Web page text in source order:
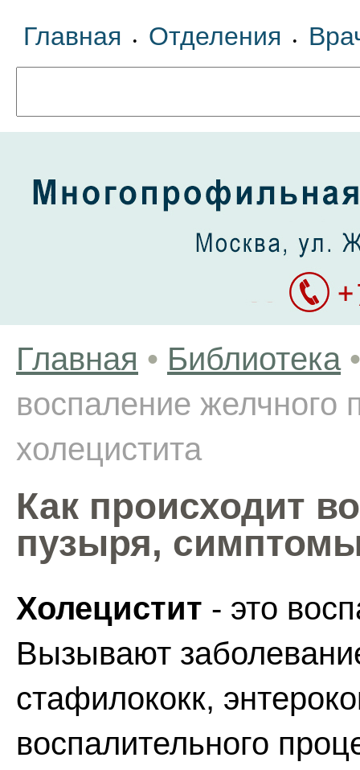
Главная • Отделения •
Главная • Библиотека •
воспаление
холецистита
Как происходит
пузыря,
Холецистит - это
Вызывают
стафилококк,
воспалительного